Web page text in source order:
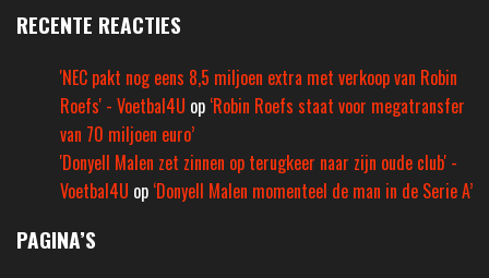
RECENTE REACTIES
'NEC pakt nog eens 8,5 miljoen extra met verkoop van Robin
Roefs' - Voetbal4U op ‘Robin Roefs staat voor megatransfer
van 70 miljoen euro’
'Donyell Malen zet zinnen op terugkeer naar zijn oude club' -
Voetbal4U op ‘Donyell Malen momenteel de man in de Serie A’
PAGINA’S